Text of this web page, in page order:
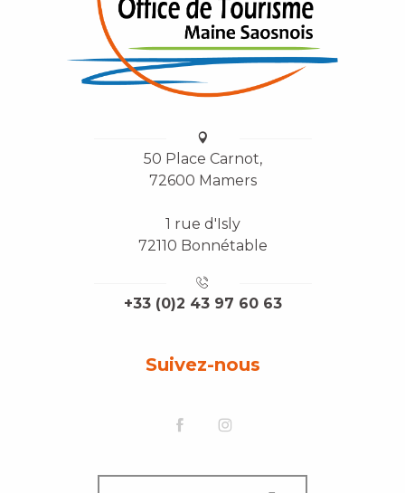
50 Place Carnot,
72600 Mamers
1 rue d'Isly
72110 Bonnétable
+33 (0)2 43 97 60 63
Suivez-nous